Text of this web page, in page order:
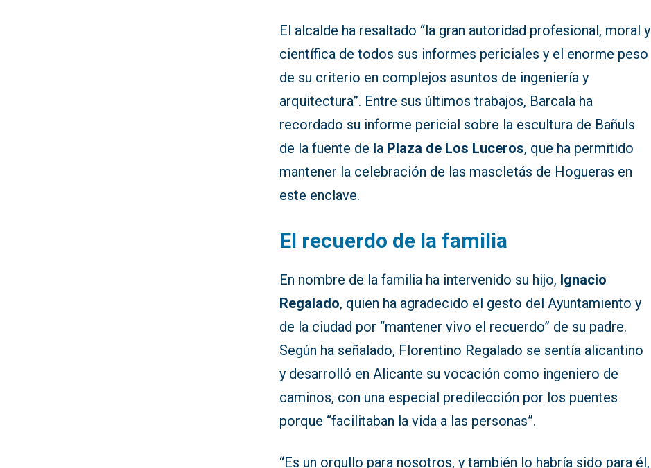
El alcalde ha resaltado “la gran autoridad profesional, moral y
científica de todos sus informes periciales y el enorme peso
de su criterio en complejos asuntos de ingeniería y
arquitectura”. Entre sus últimos trabajos, Barcala ha
recordado su informe pericial sobre la escultura de Bañuls
de la fuente de la Plaza de Los Luceros, que ha permitido
mantener la celebración de las mascletás de Hogueras en
este enclave.
El recuerdo de la familia
En nombre de la familia ha intervenido su hijo, Ignacio
Regalado, quien ha agradecido el gesto del Ayuntamiento y
de la ciudad por “mantener vivo el recuerdo” de su padre.
Según ha señalado, Florentino Regalado se sentía alicantino
y desarrolló en Alicante su vocación como ingeniero de
caminos, con una especial predilección por los puentes
porque “facilitaban la vida a las personas”.
“Es un orgullo para nosotros, y también lo habría sido para él,